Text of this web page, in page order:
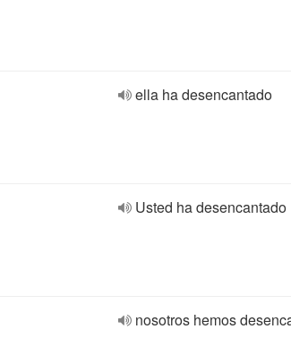
ella ha desencantado
Usted ha desencantado
nosotros hemos